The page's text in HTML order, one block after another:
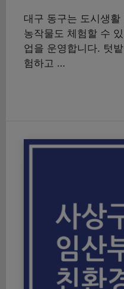
대구 동구는 도시생
농작물도 체험할 수
업을 운영합니다. 텃
험하고 …